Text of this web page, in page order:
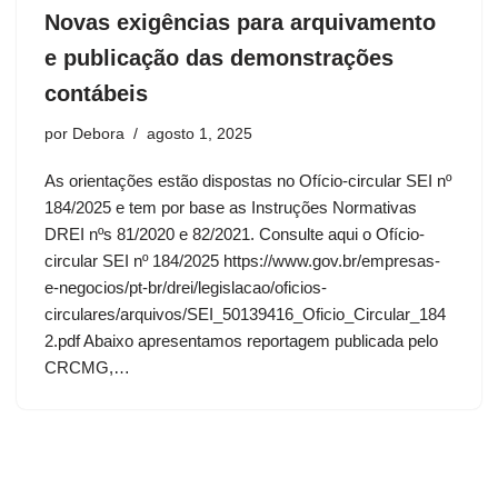
Novas exigências para arquivamento
e publicação das demonstrações
contábeis
por Debora agosto 1, 2025
As orientações estão dispostas no Ofício-circular SEI nº
184/2025 e tem por base as Instruções Normativas
DREI nºs 81/2020 e 82/2021. Consulte aqui o Ofício-
circular SEI nº 184/2025 https://www.gov.br/empresas-
e-negocios/pt-br/drei/legislacao/oficios-
circulares/arquivos/SEI_50139416_Oficio_Circular_184
2.pdf Abaixo apresentamos reportagem publicada pelo
CRCMG,…